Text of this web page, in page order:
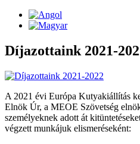
Díjazottaink 2021-
A 2021 évi Európa Kutyakiállítás
Elnök Úr, a MEOE Szövetség
személyeknek adott át
végzett munkájuk elismeréseként: